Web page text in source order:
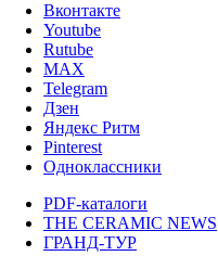
Вконтакте
Youtube
Rutube
MAX
Telegram
Дзен
Яндекс Ритм
Pinterest
Одноклассники
PDF-каталоги
THE CERAMIC NEWS
ГРАНД-ТУР